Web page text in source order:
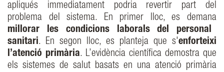
apliqués immediatament podria revertir part del
problema del sistema. En primer lloc, es demana
millorar les condicions laborals del personal
sanitari. En segon lloc, es planteja que s'enforteixi
l’atenció primària. L’evidència científica demostra que
els sistemes de salut basats en una atenció primària